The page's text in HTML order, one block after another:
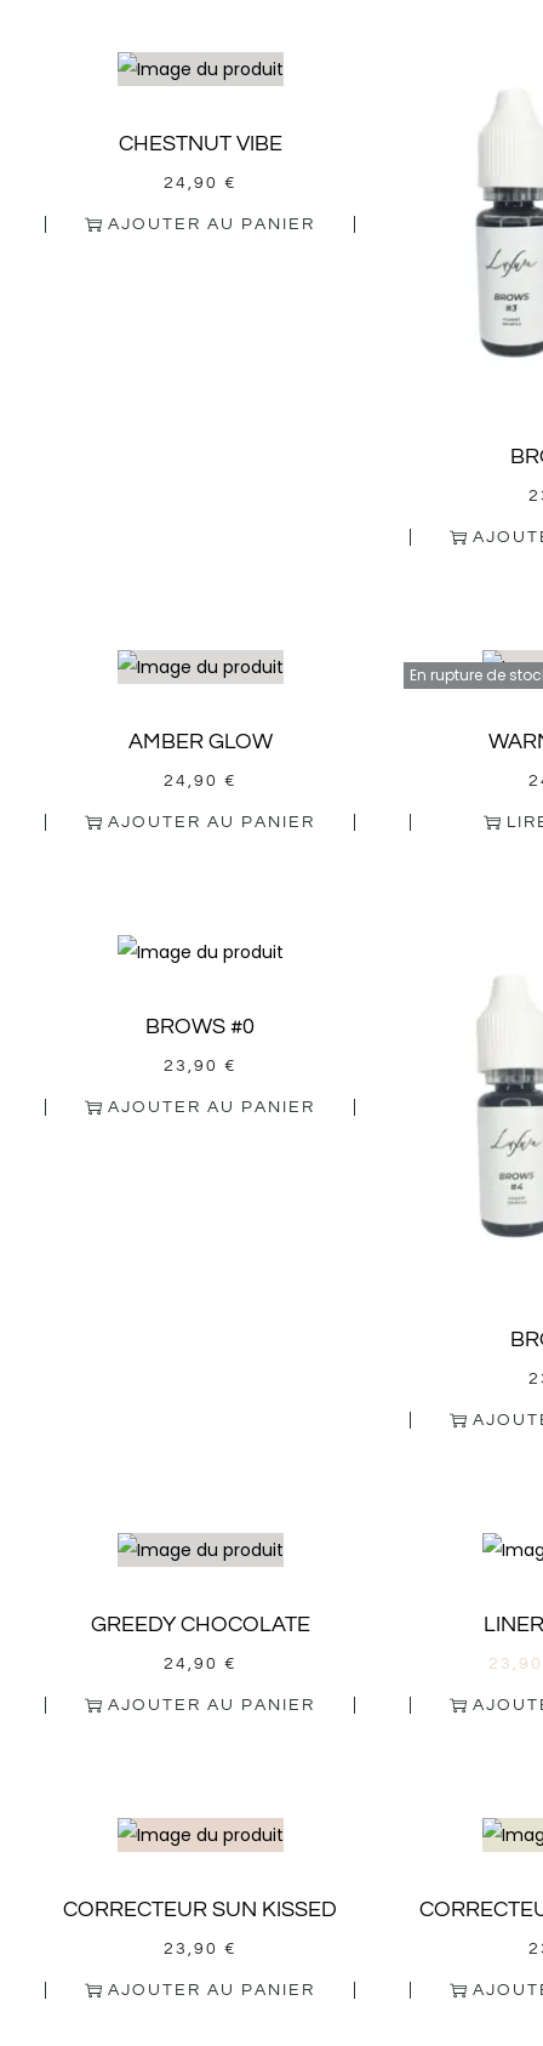
CHESTNUT VIBE
24,90 €
AJOUTER AU PANIER
AMBER GLOW
24,90 €
AJOUTER AU PANIER
En rupture de
BROWS #0
23,90 €
AJOUTER AU PANIER
GREEDY CHOCOLATE
24,90 €
AJOUTER AU PANIER
CORRECTEUR SUN KISSED
23,90 €
AJOUTER AU PANIER